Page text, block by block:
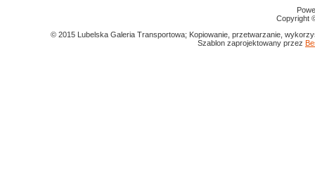
Copyright
© 2015 Lubelska Galeria Transportowa; Kopiowanie, przetwarzanie,
Szablon zaprojektowany przez